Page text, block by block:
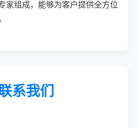
家组成，能够为客户提供全方位
系我们